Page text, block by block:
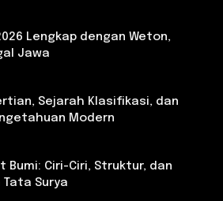
Lengkap dengan Weton,
Jawa
Sejarah Klasifikasi, dan
Modern
Bumi: Ciri-Ciri, Struktur, dan
Tata Surya